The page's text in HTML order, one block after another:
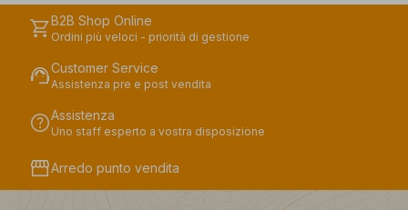
shopping_cartB2B Shop Online
Ordini più veloci - priorità di gestione
support_agentCustomer Service
Assistenza pre e post vendita
helpAssistenza
Uno staff esperto a vostra disposizione
storefrontArredo punto vendita